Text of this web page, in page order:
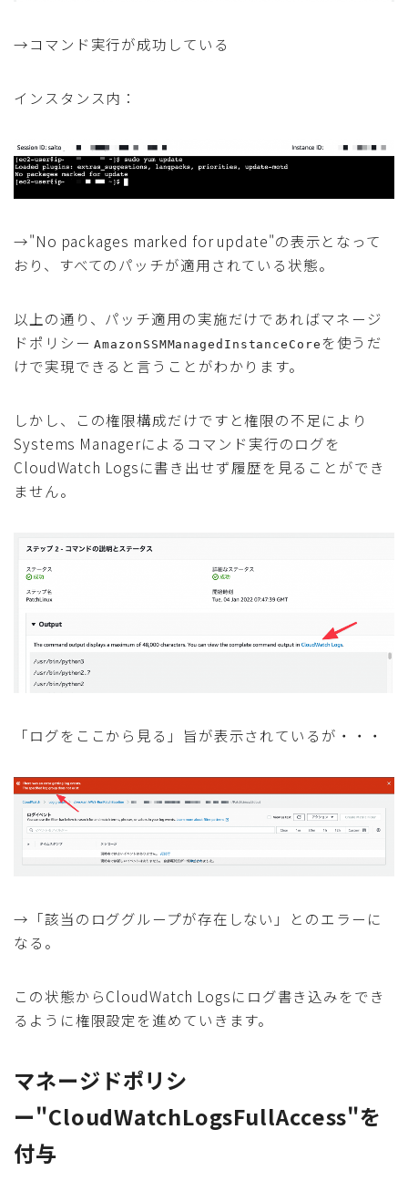
→コマンド実行が成功している
インスタンス内：
→"No packages marked for update"の表示となって
おり、すべてのパッチが適用されている状態。
以上の通り、パッチ適用の実施だけであればマネージ
ドポリシーAmazonSSMManagedInstanceCore を使うだ
けで実現できると言うことがわかります。
しかし、この権限構成だけですと権限の不足により
Systems Managerによるコマンド実行のログを
CloudWatch Logsに書き出せず履歴を見ることができ
ません。
「ログをここから見る」旨が表示されているが・・・
→「該当のロググループが存在しない」とのエラーに
なる。
この状態からCloudWatch Logsにログ書き込みをでき
るように権限設定を進めていきます。
マネージドポリシ
ー"CloudWatchLogsFullAccess"を
付与